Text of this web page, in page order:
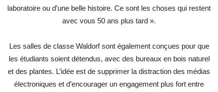
laboratoire ou d’une belle histoire. Ce sont les choses qui restent
avec vous 50 ans plus tard ».
Les salles de classe Waldorf sont également conçues pour que
les étudiants soient détendus, avec des bureaux en bois naturel
et des plantes. L’idée est de supprimer la distraction des médias
électroniques et d’encourager un engagement plus fort entre